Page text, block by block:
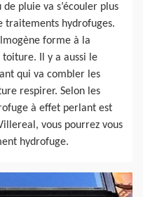
de pluie va s’écouler plus
traitements hydrofuges.
forme à la
Il y a aussi le
qui va combler les
respirer. Selon les
à effet perlant est
vous pourrez vous
hydrofuge.